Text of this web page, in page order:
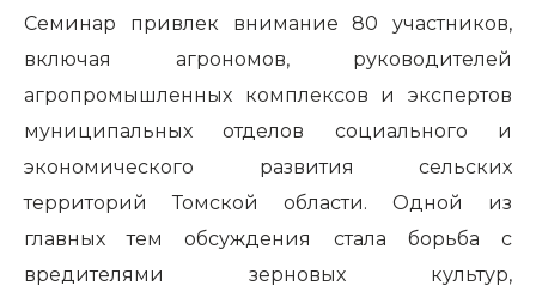
Семинар привлек внимание 80 участников,
включая агрономов, руководителей
агропромышленных комплексов и экспертов
муниципальных отделов социального и
экономического развития сельских
территорий Томской области. Одной из
главных тем обсуждения стала борьба с
вредителями зерновых культур,